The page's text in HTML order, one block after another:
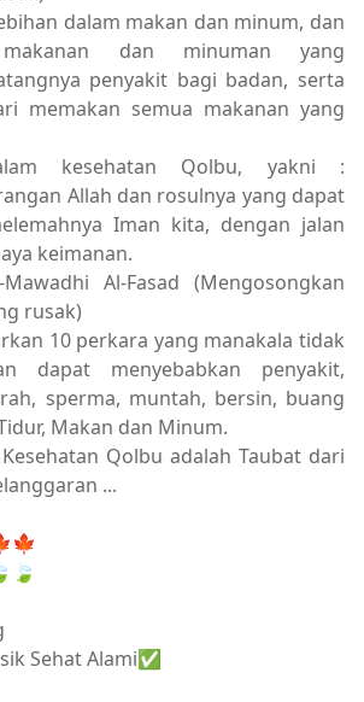
dalam makan dan minum, dan
makanan dan minuman yang
penyakit bagi badan, serta
memakan semua makanan yang
kesehatan Qolbu, yakni :
Allah dan rosulnya yang dapat
Iman kita, dengan jalan
keimanan.
Al-Fasad (Mengosongkan
rusak)
10 perkara yang manakala tidak
dapat menyebabkan penyakit,
sperma, muntah, bersin, buang
Makan dan Minum.
Qolbu adalah Taubat dari
...
Sehat Alami✅